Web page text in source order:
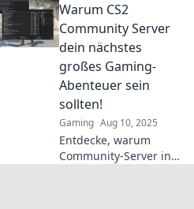
wahre Gamer epische
Abenteuer erleben!
Schalte geheime Level
und Tricks frei!
Warum CS2
Community Server
dein nächstes
großes Gaming-
Abenteuer sein
sollten!
Gaming Aug 10, 2025
Entdecke, warum
Community-Server in